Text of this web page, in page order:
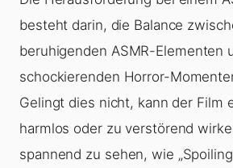
besteht darin, die Balance
beruhigenden ASMR-Elementen
schockierenden Horror-
Gelingt dies nicht, kann der Film
harmlos oder zu verstörend
spannend zu sehen, wie